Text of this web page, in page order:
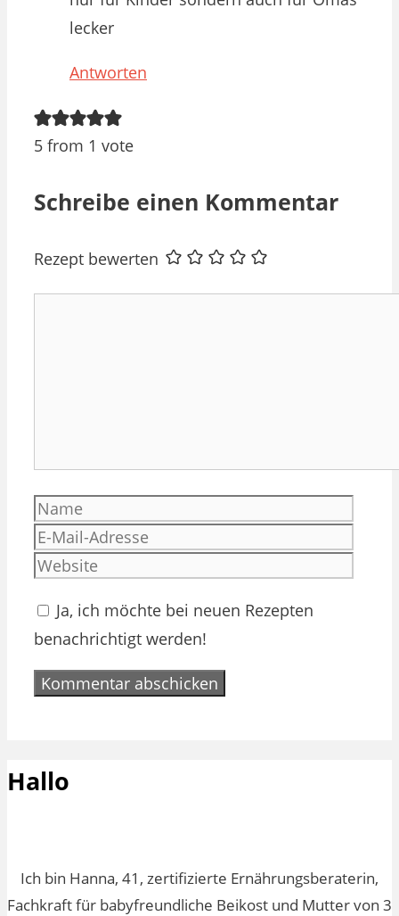
lecker
Antworten
5 from 1 vote
Schreibe einen Kommentar
Rezept bewerten
Name
Ja, ich möchte bei neuen Rezepten
benachrichtigt werden!
Hallo
Ich bin Hanna, 41, zertifizierte Ernährungsberaterin,
Fachkraft für babyfreundliche Beikost und Mutter von 3